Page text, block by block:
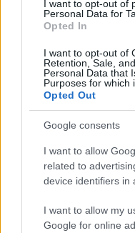
I want to opt-out of
Personal Data for
Opted In
I want to opt-out of
Retention, Sale,
Personal Data that
Purposes for which
Opted Out
Google consents
I want to allow
related to
device identifiers in
I want to allow my
Google for online
Mindenképpen hozd
- személyi
- érvényes
lakcímmel
- TAJ kártya
Légy felkészült:
A véradás előtt